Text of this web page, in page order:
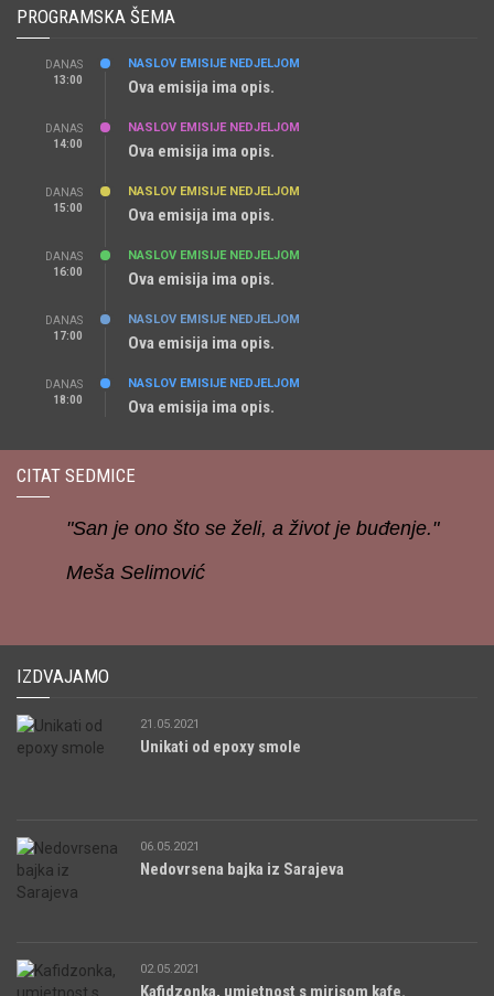
PROGRAMSKA ŠEMA
DANAS
13:00
NASLOV EMISIJE NEDJELJOM
Ova emisija ima opis.
DANAS
14:00
NASLOV EMISIJE NEDJELJOM
Ova emisija ima opis.
DANAS
15:00
NASLOV EMISIJE NEDJELJOM
Ova emisija ima opis.
DANAS
16:00
NASLOV EMISIJE NEDJELJOM
Ova emisija ima opis.
DANAS
17:00
NASLOV EMISIJE NEDJELJOM
Ova emisija ima opis.
DANAS
18:00
NASLOV EMISIJE NEDJELJOM
Ova emisija ima opis.
CITAT SEDMICE
"San je ono što se želi, a život je buđenje."
Meša Selimović
IZDVAJAMO
21.05.2021
Unikati od epoxy smole
06.05.2021
Nedovrsena bajka iz Sarajeva
02.05.2021
Kafidzonka, umjetnost s mirisom kafe.